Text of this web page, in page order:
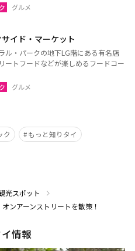
グルメ
イド・マーケット
ル・パークの地下LG階にある有名店
ートフードなどが楽しめるフードコー
グルメ
ク もっと知りタイ
光スポット
ンアーンストリートを散策！
情報